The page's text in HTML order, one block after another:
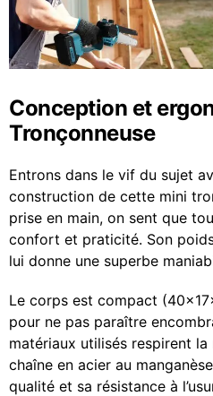
Conception et
Tronçonneuse
Entrons dans le vif du sujet
construction de cette mini
prise en main, on sent que
confort et praticité. Son
lui donne une superbe
Le corps est compact
pour ne pas paraître
matériaux utilisés respirent
chaîne en acier au
qualité et sa résistance à